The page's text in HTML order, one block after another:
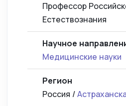
Профессор
Естествознания
Научное
Медицинские науки
Регион
Россия /